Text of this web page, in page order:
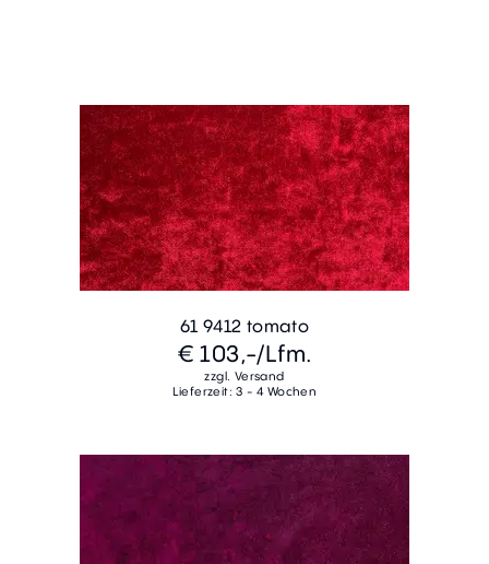
61 9412 tomato
€ 103,-/Lfm.
zzgl. Versand
Lieferzeit: 3 - 4 Wochen